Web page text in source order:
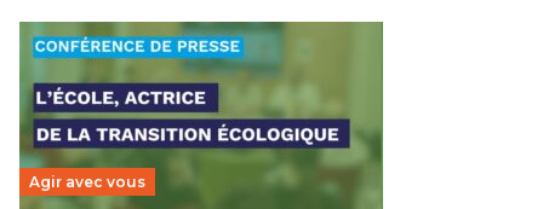
Agir avec vous